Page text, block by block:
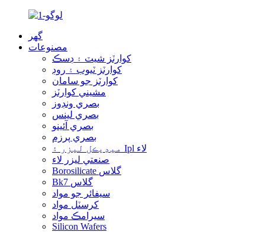
گهر
مصنوعات
کوارٽز شيٽ ۽ ڊسڪ
کوارٽز ٽيوب ۽ روڊ
کوارٽز جو سامان
مشيني کوارٽز
بصري ونڊوز
بصري لينس
بصري آئينو
بصري پرزم
ميڊيڪل ليزر ۽ Ipl لاء
صنعتي ليزر لاء
Borosilicate گلاس
Bk7 گلاس
سيفائر جو مواد
کرسٽل مواد
سيرامڪ مواد
Silicon Wafers